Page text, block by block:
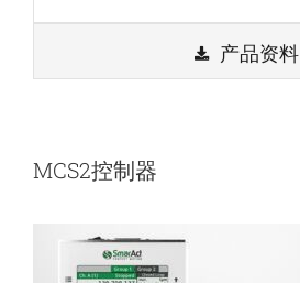
产品资料
MCS2控制器